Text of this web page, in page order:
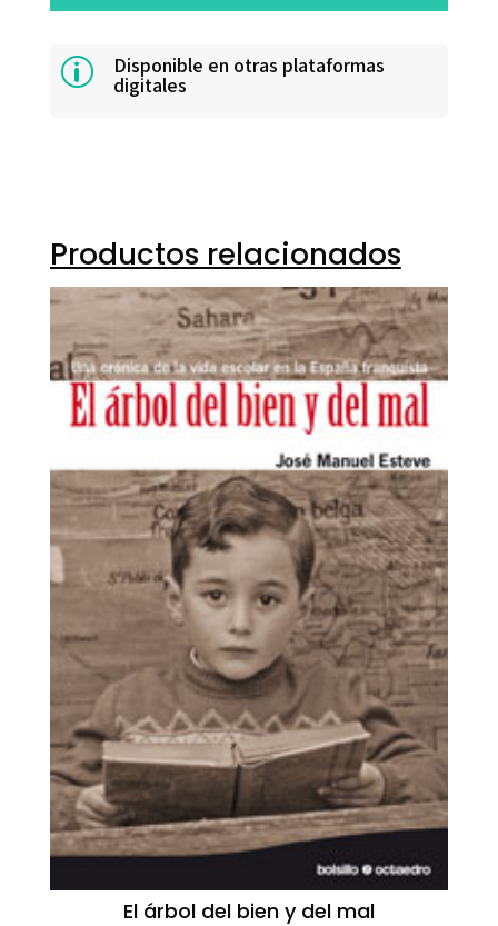
p Disponible en otras plataformas
digitales
Productos relacionados
El árbol del bien y del mal